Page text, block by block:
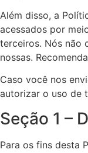
Além disso, a
acessados por
terceiros. Nós não
nossas.
Caso você nos
autorizar o uso de
Seção 1 –
Para os fins desta